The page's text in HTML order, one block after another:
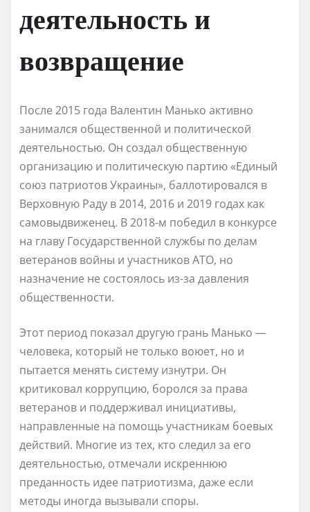
деятельность и
возвращение
После 2015 года Валентин Манько активно
занимался общественной и политической
деятельностью. Он создал общественную
организацию и политическую партию «Единый
союз патриотов Украины», баллотировался в
Верховную Раду в 2014, 2016 и 2019 годах как
самовыдвиженец. В 2018-м победил в конкурсе
на главу Государственной службы по делам
ветеранов войны и участников АТО, но
назначение не состоялось из-за давления
общественности.
Этот период показал другую грань Манько —
человека, который не только воюет, но и
пытается менять систему изнутри. Он
критиковал коррупцию, боролся за права
ветеранов и поддерживал инициативы,
направленные на помощь участникам боевых
действий. Многие из тех, кто следил за его
деятельностью, отмечали искреннюю
преданность идее патриотизма, даже если
методы иногда вызывали споры.